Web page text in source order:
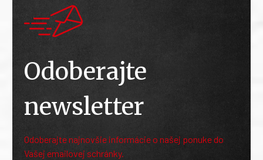
Odoberajte
newsletter
Odoberajte najnovšie informácie o našej ponuke do
Vašej emailovej schránky.